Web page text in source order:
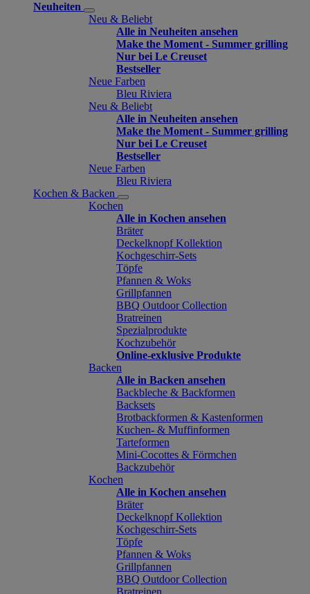
Neuheiten
Neu & Beliebt
Alle in Neuheiten ansehen
Make the Moment - Summer grilling
Nur bei Le Creuset
Bestseller
Neue Farben
Bleu Riviera
Neu & Beliebt
Alle in Neuheiten ansehen
Make the Moment - Summer grilling
Nur bei Le Creuset
Bestseller
Neue Farben
Bleu Riviera
Kochen & Backen
Kochen
Alle in Kochen ansehen
Bräter
Deckelknopf Kollektion
Kochgeschirr-Sets
Töpfe
Pfannen & Woks
Grillpfannen
BBQ Outdoor Collection
Bratreinen
Spezialprodukte
Kochzubehör
Online-exklusive Produkte
Backen
Alle in Backen ansehen
Backbleche & Backformen
Backsets
Brotbackformen & Kastenformen
Kuchen- & Muffinformen
Tarteformen
Mini-Cocottes & Förmchen
Backzubehör
Kochen
Alle in Kochen ansehen
Bräter
Deckelknopf Kollektion
Kochgeschirr-Sets
Töpfe
Pfannen & Woks
Grillpfannen
BBQ Outdoor Collection
Bratreinen